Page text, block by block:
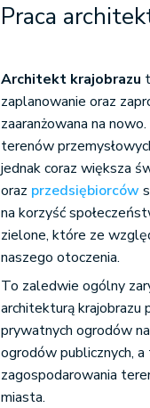
Praca
Architekt krajobrazu
zaplanowanie oraz
zaaranżowana na
terenów
jednak coraz większa
oraz przedsiębiorców
na korzyść
zielone, które ze
naszego otoczenia.
To zaledwie ogólny
architekturą krajobrazu
prywatnych ogrodów
ogrodów publicznych,
zagospodarowania
miasta.